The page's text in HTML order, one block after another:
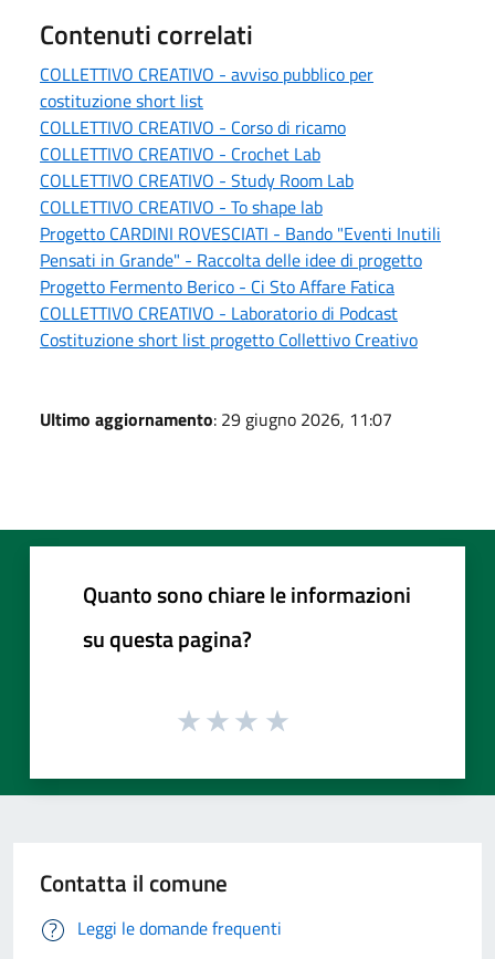
Contenuti correlati
COLLETTIVO CREATIVO - avviso pubblico per
costituzione short list
COLLETTIVO CREATIVO - Corso di ricamo
COLLETTIVO CREATIVO - Crochet Lab
COLLETTIVO CREATIVO - Study Room Lab
COLLETTIVO CREATIVO - To shape lab
Progetto CARDINI ROVESCIATI - Bando "Eventi Inutili
Pensati in Grande" - Raccolta delle idee di progetto
Progetto Fermento Berico - Ci Sto Affare Fatica
COLLETTIVO CREATIVO - Laboratorio di Podcast
Costituzione short list progetto Collettivo Creativo
Ultimo aggiornamento: 29 giugno 2026, 11:07
Quanto sono chiare le informazioni
su questa pagina?
Contatta il comune
Leggi le domande frequenti